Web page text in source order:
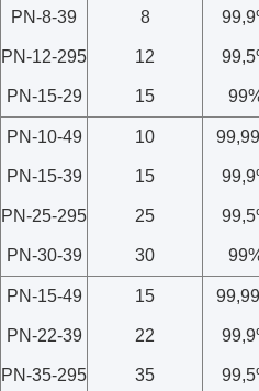
PN-8-39
PN-12-295
PN-15-29
8
12
15
PN-10-49
PN-15-39
PN-25-295
PN-30-39
10
15
25
30
PN-15-49
PN-22-39
PN-35-295
15
22
35